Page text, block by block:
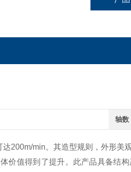
轴数
达200m/min。其造型规则，外形美
价值得到了提升。此产品具备结